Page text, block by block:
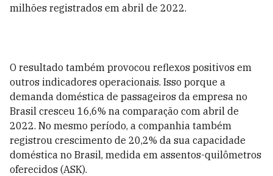
milhões registrados em abril de 2022.
O resultado também provocou reflexos positivos em
outros indicadores operacionais. Isso porque a
demanda doméstica de passageiros da empresa no
Brasil cresceu 16,6% na comparação com abril de
2022. No mesmo período, a companhia também
registrou crescimento de 20,2% da sua capacidade
doméstica no Brasil, medida em assentos-quilômetros
oferecidos (ASK).